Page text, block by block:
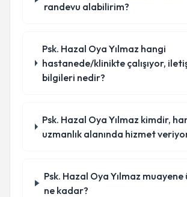
randevu alabilirim?
Psk. Hazal Oya Yılmaz hangi
hastanede/klinikte çalışıyor,
bilgileri nedir?
Psk. Hazal Oya Yılmaz kimdir,
uzmanlık alanında hizmet
Psk. Hazal Oya Yılmaz
ne kadar?